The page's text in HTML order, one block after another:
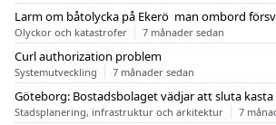
Larm om båtolycka på Ekerö  man ombord
Olyckor och katastrofer 7 månader sedan
Curl authorization problem
Systemutveckling 7 månader sedan
Stadsplanering, infrastruktur och arkitektur 7